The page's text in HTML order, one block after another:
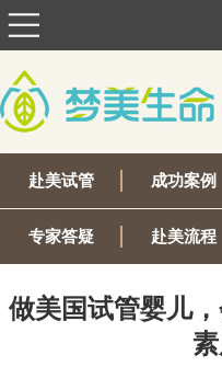
赴美试管 成功案例
专家答疑 赴美流程
做美国试管婴儿